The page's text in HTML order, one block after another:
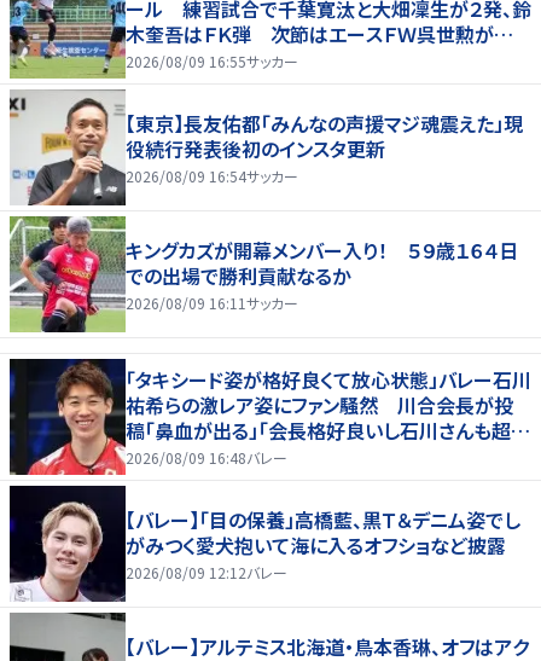
ール 練習試合で千葉寛汰と大畑凜生が２発、鈴
木奎吾はＦＫ弾 次節はエースＦＷ呉世勲が出
場停止
2026/08/09 16:55サッカー
【東京】長友佑都「みんなの声援マジ魂震えた」現
役続行発表後初のインスタ更新
2026/08/09 16:54サッカー
キングカズが開幕メンバー入り！ ５９歳１６４日
での出場で勝利貢献なるか
2026/08/09 16:11サッカー
「タキシード姿が格好良くて放心状態」バレー石川
祐希らの激レア姿にファン騒然 川合会長が投
稿「鼻血が出る」「会長格好良いし石川さんも超格
好いい」
2026/08/09 16:48バレー
【バレー】「目の保養」高橋藍、黒Ｔ＆デニム姿でし
がみつく愛犬抱いて海に入るオフショなど披露
2026/08/09 12:12バレー
【バレー】アルテミス北海道・鳥本香琳、オフはアク